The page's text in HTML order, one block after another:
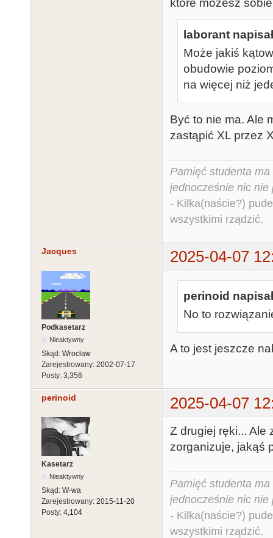
które możesz
laborant
Może jakiś
obudowie
na więcej niż
Być to nie ma. Ale
zastąpić XL przez
Pamięć studenta
jednocześnie nic nie
- Kilka(naście?)
wszystkimi rządzić.
Jacques 2025-04-07
Podkasetarz
Nieaktywny
Skąd: Wrocław
Zarejestrowany: 2002-07-17
Posty: 3,356
perinoid
No to
A to jest jeszcze
perinoid 2025-04-07
Kasetarz
Nieaktywny
Skąd: W-wa
Zarejestrowany: 2015-11-20
Posty: 4,104
Z drugiej ręki... Ale
zorganizuje, jakąś
Pamięć studenta
jednocześnie nic nie
- Kilka(naście?)
wszystkimi rządzić.